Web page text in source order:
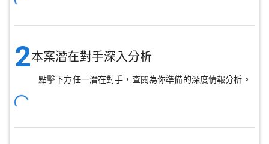
2本案潛在對手深入分析
點擊下方任一潛在對手，查閱為你準備的深度情報分析。